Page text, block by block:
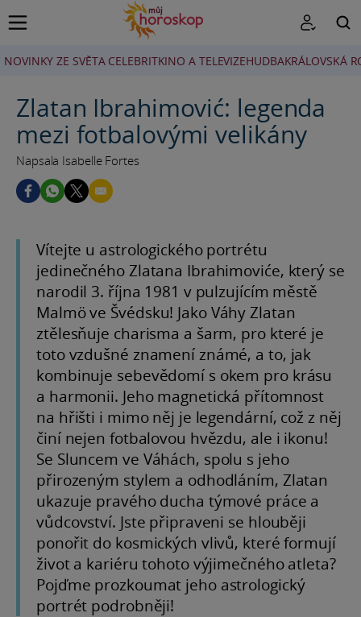
NOVINKY ZE SVĚTA CELEBRITKINO A TELEVIZEHUDBAKRÁLOVSKÁ
Zlatan Ibrahimović: legenda
mezi fotbalovými velikány
Napsala Isabelle Fortes
Vítejte u astrologického portrétu
jedinečného Zlatana Ibrahimoviće, který se
narodil 3. října 1981 v pulzujícím městě
Malmö ve Švédsku! Jako Váhy Zlatan
ztělesňuje charisma a šarm, pro které je
toto vzdušné znamení známé, a to, jak
kombinuje sebevědomí s okem pro krásu
a harmonii. Jeho magnetická přítomnost
na hřišti i mimo něj je legendární, což z něj
činí nejen fotbalovou hvězdu, ale i ikonu!
Se Sluncem ve Váhách, spolu s jeho
přirozeným stylem a odhodláním, Zlatan
ukazuje pravého ducha týmové práce a
vůdcovství. Jste připraveni se hlouběji
ponořit do kosmických vlivů, které formují
život a kariéru tohoto výjimečného atleta?
Pojďme prozkoumat jeho astrologický
portrét podrobněji!